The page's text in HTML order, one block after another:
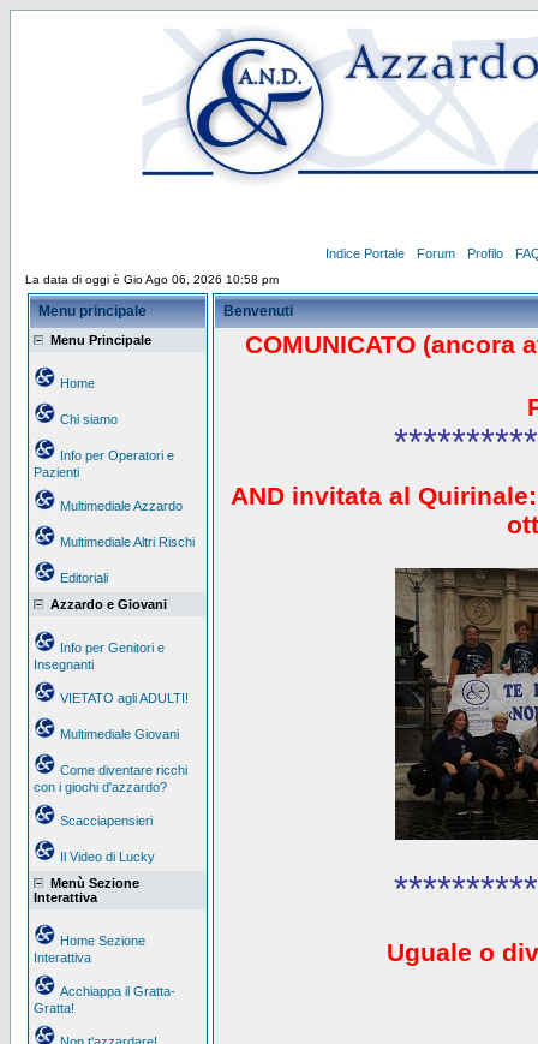
Indice Portale Forum Profilo
La data di oggi è Gio Ago 06, 2026 10:58 pm
Menu principale
Menu Principale
Home
Chi siamo
Info per Operatori e
Pazienti
Multimediale Azzardo
Multimediale Altri Rischi
Editoriali
Azzardo e Giovani
Info per Genitori e
Insegnanti
VIETATO agli ADULTI!
Multimediale Giovani
Come diventare ricchi
con i giochi d'azzardo?
Scacciapensieri
Il Video di Lucky
Menù Sezione
Interattiva
Home Sezione
Interattiva
Acchiappa il Gratta-
Gratta!
Benvenuti
COMUNICATO (ancora
AND invitata al
Uguale o